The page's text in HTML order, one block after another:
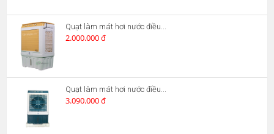
Quạt làm mát hơi nước điều...
2.000.000 đ
Quạt làm mát hơi nước điều...
3.090.000 đ